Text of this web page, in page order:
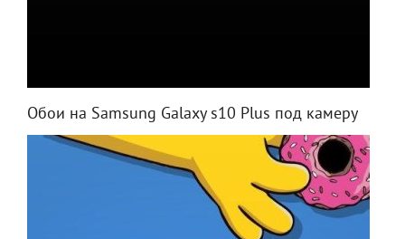
Обои на Samsung Galaxy s10 Plus под камеру